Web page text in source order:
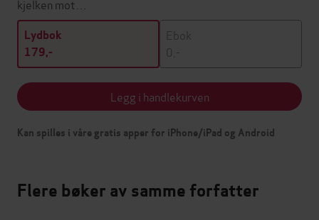
kjelken mot…
Lydbok
179,-
Ebok
0,-
Legg i handlekurven
Kan spilles i våre gratis apper for iPhone/iPad og Android
Flere bøker av samme forfatter